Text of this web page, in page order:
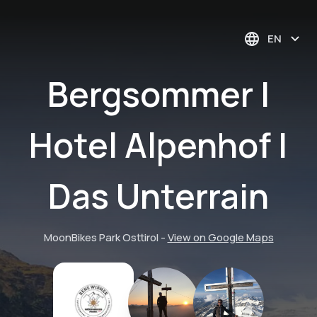
EN
Bergsommer |
Hotel Alpenhof |
Das Unterrain
MoonBikes Park Osttirol -View on Google Maps